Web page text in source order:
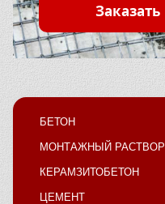
Заказать
БЕТОН
МОНТАЖНЫЙ РАСТВОР
КЕРАМЗИТОБЕТОН
ЦЕМЕНТ